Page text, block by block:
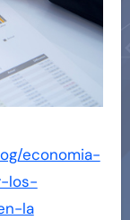
economia-
los-
la